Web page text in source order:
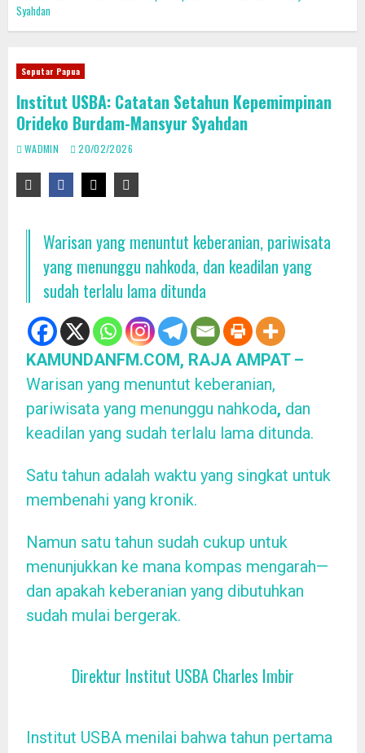
Syahdan
Seputar Papua
Institut USBA: Catatan Setahun Kepemimpinan
Orideko Burdam-Mansyur Syahdan
WADMIN 20/02/2026
Warisan yang menuntut keberanian, pariwisata
yang menunggu nahkoda, dan keadilan yang
sudah terlalu lama ditunda
KAMUNDANFM.COM, RAJA AMPAT –
Warisan yang menuntut keberanian,
pariwisata yang menunggu nahkoda, dan
keadilan yang sudah terlalu lama ditunda.
Satu tahun adalah waktu yang singkat untuk
membenahi yang kronik.
Namun satu tahun sudah cukup untuk
menunjukkan ke mana kompas mengarah—
dan apakah keberanian yang dibutuhkan
sudah mulai bergerak.
Direktur Institut USBA Charles Imbir
Institut USBA menilai bahwa tahun pertama